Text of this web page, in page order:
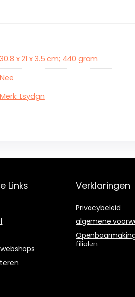
30.8 x 21 x 3.5 cm; 440 gram
Nee
Merk: Lsydgn
Links Verklaringen
Privacybeleid
algemene
filialen